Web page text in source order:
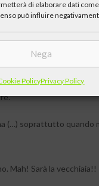
di elaborare dati
può influire
Nega
PolicyPrivacy Policy
Maria Rossa in
e la successiva, il
milanese. La prima
dichiarazione
(…) soprattutto quando
Mah! Sarà la vecchiaia!!